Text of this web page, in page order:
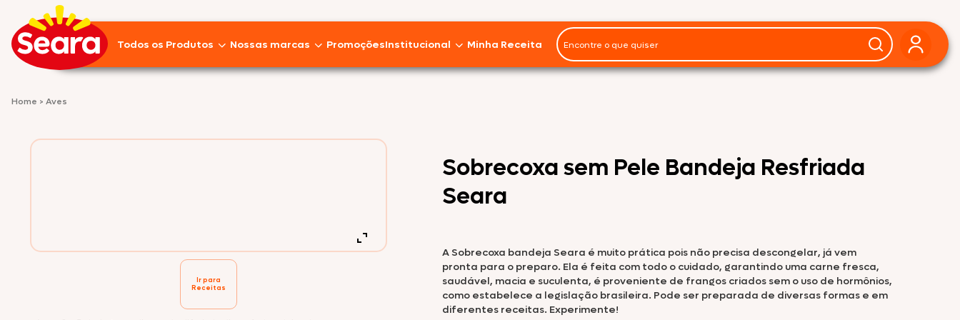
Todos os Produtos
Frios
Nossas marcas
Seara Nature
PromoçõesInstitucional
Seara Food Solutions
Sobre nós
Trabalhe Conosco
Sustentabilidade
Minha Receita
Home > Aves
Ir para
Receitas
Sobrecoxa sem Pele Bandeja Resfriada
Seara
A Sobrecoxa bandeja Seara é muito prática pois não precisa descongelar, já vem
pronta para o preparo. Ela é feita com todo o cuidado, garantindo uma carne fresca,
saudável, macia e suculenta, é proveniente de frangos criados sem o uso de hormônios,
como estabelece a legislação brasileira. Pode ser preparada de diversas formas e em
diferentes receitas. Experimente!